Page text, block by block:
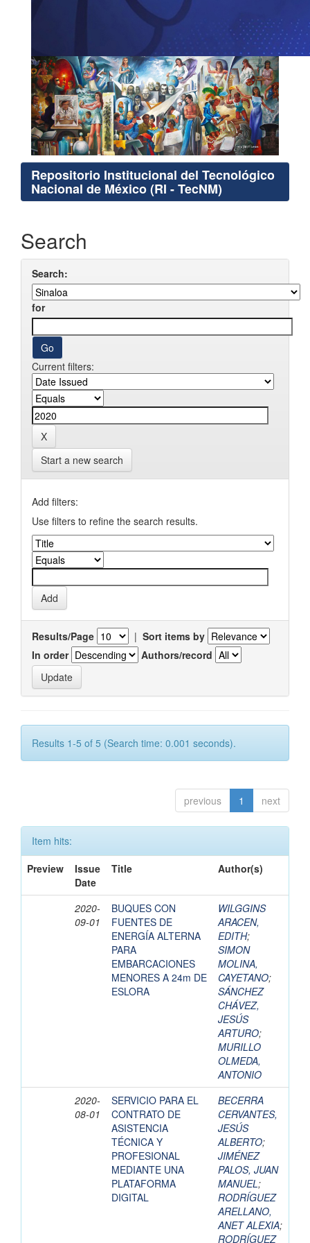
Repositorio Institucional del Tecnológico
Nacional de México (RI - TecNM)
Search
Search:
for
Current filters:
Start a new search
Add filters:
Use filters to refine the search results.
Results/Page | Sort items by
In order
Authors/record
Results 1-5 of 5 (Search time: 0.001 seconds).
previous 1 next
Item hits:
Preview
Issue
Date
Title Author(s)
2020-
09-01
BUQUES CON
FUENTES DE
ENERGÍA ALTERNA
PARA
EMBARCACIONES
MENORES A 24m DE
ESLORA
WILGGINS
ARACEN,
EDITH;
SIMON
MOLINA,
CAYETANO;
SÁNCHEZ
CHÁVEZ,
JESÚS
ARTURO;
MURILLO
OLMEDA,
ANTONIO
2020-
08-01
SERVICIO PARA EL
CONTRATO DE
ASISTENCIA
TÉCNICA Y
PROFESIONAL
MEDIANTE UNA
PLATAFORMA
DIGITAL
BECERRA
CERVANTES,
JESÚS
ALBERTO;
JIMÉNEZ
PALOS, JUAN
MANUEL;
RODRÍGUEZ
ARELLANO,
ANET ALEXIA;
RODRÍGUEZ